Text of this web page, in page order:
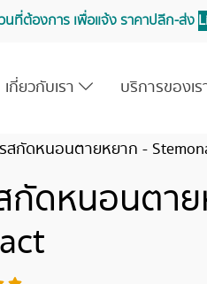
ที่ต้องการ เพื่อแจ้ง ราคาปลีก-ส่ง
เกี่ยวกับเรา บริการของเ
สกัดหนอนตายหยาก -
กัดหนอนตา